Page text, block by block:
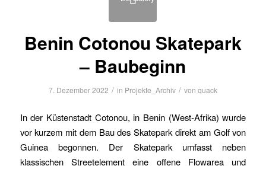
Benin Cotonou Skatepark
– Baubeginn
7. Dezember 2022 / in Projekte_Archiv / von quack
In der Küstenstadt Cotonou, in Benin (West-Afrika) wurde
vor kurzem mit dem Bau des Skatepark direkt am Golf von
Guinea begonnen. Der Skatepark umfasst neben
klassischen Streetelement eine offene Flowarea und